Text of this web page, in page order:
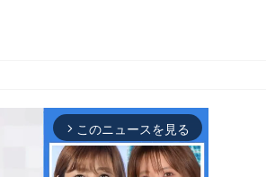
arrow_forward_ios このニュースを見る